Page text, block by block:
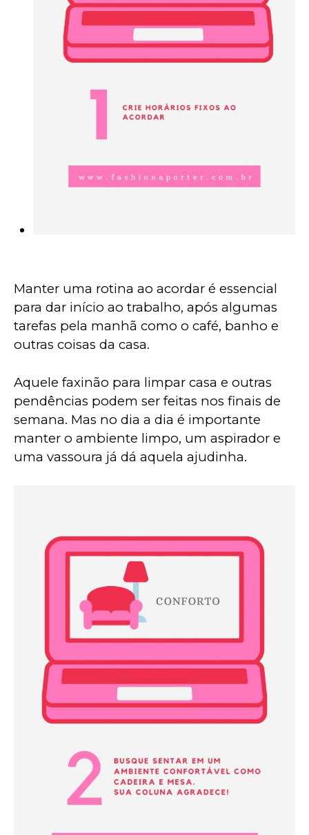
Manter uma rotina ao acordar é essencial
para dar início ao trabalho, após algumas
tarefas pela manhã como o café, banho e
outras coisas da casa.
Aquele faxinão para limpar casa e outras
pendências podem ser feitas nos finais de
semana. Mas no dia a dia é importante
manter o ambiente limpo, um aspirador e
uma vassoura já dá aquela ajudinha.